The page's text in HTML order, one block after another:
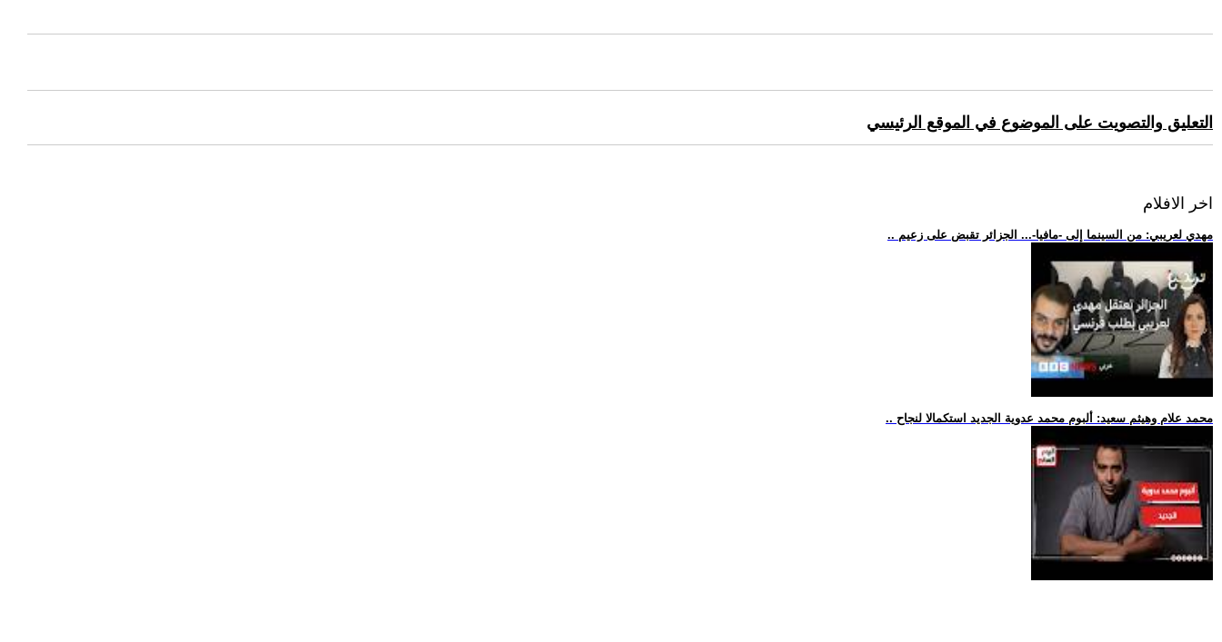
التعليق والتصويت على الموضوع في الموقع الرئيسي
اخر الافلام
.. مهدي لعريبي: من السينما إلى -مافيا-... الجزائر تقبض على زعيم
.. محمد علام وهيثم سعيد: ألبوم محمد عدوية الجديد استكمالا لنجاح